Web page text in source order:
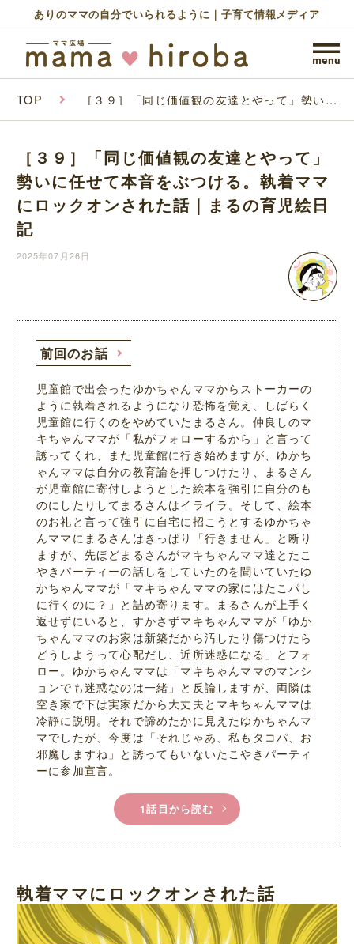
ありのママの自分でいられるように｜子育て情報メディア
TOP ［３９］「同じ価値観の友達とやって」勢いに
された話｜まるの育児絵日記
［３９］「同じ価値観の友達とやって」
勢いに任せて本音をぶつける。執着ママ
にロックオンされた話｜まるの育児絵日
記
2025年07月26日
前回のお話
児童館で出会ったゆかちゃんママからストーカーの
ように執着されるようになり恐怖を覚え、しばらく
児童館に行くのをやめていたまるさん。仲良しのマ
キちゃんママが「私がフォローするから」と言って
誘ってくれ、また児童館に行き始めますが、ゆかち
ゃんママは自分の教育論を押しつけたり、まるさん
が児童館に寄付しようとした絵本を強引に自分のも
のにしたりしてまるさんはイライラ。そして、絵本
のお礼と言って強引に自宅に招こうとするゆかちゃ
んママにまるさんはきっぱり「行きません」と断り
ますが、先ほどまるさんがマキちゃんママ達とたこ
やきパーティーの話しをしていたのを聞いていたゆ
かちゃんママが「マキちゃんママの家にはたこパし
に行くのに？」と詰め寄ります。まるさんが上手く
返せずにいると、すかさずマキちゃんママが「ゆか
ちゃんママのお家は新築だから汚したり傷つけたら
どうしようって心配だし、近所迷惑になる」とフォ
ロー。ゆかちゃんママは「マキちゃんママのマンシ
ョンでも迷惑なのは一緒」と反論しますが、両隣は
空き家で下は実家だから大丈夫とマキちゃんママは
冷静に説明。それで諦めたかに見えたゆかちゃんマ
マでしたが、今度は「それじゃあ、私もタコパ、お
邪魔しますね」と誘ってもいないたこやきパーティ
ーに参加宣言。
1話目から読む
執着ママにロックオンされた話